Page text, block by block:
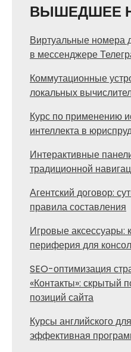
ВЫШЕДШЕЕ
Виртуальные номера
в мессенджере
Коммутационные
локальных
Курс по применению
интеллекта в
Интерактивные
традиционной
Агентский договор:
правила составления
Игровые аксессуары:
периферия для
SEO-оптимизация
«Контакты»: скрытый
позиций сайта
Курсы английского
эффективная